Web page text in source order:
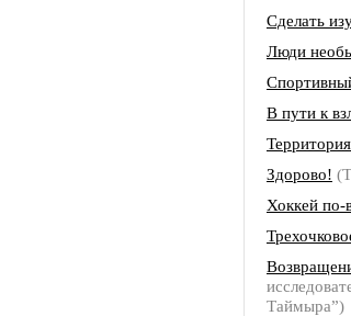
Сделать
Люди
В пути к
Здорово!
Хоккей по-
Таймыра”)